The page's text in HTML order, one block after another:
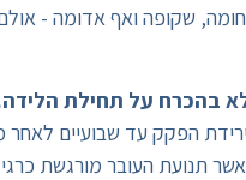
שקופה ואף אדומה - אולם
בהכרח על תחילת
הפקק עד שבועיים לאחר
תנועת העובר מורגשת